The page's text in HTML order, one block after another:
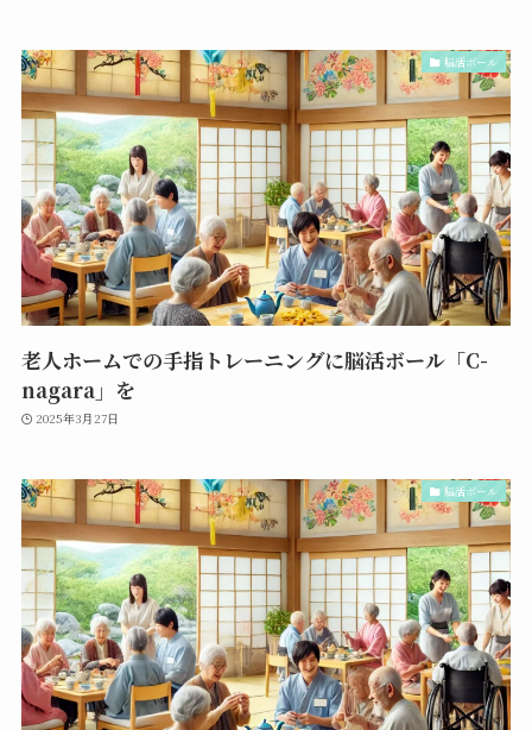
脳活ボール
老人ホームでの手指トレーニングに脳活ボール「C-
nagara」を
2025年3月27日
脳活ボール